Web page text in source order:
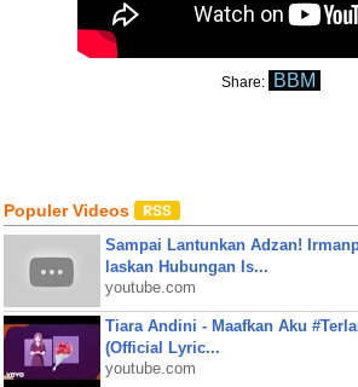
Share: BBM
Populer Videos
Sampai Lantunkan Adzan!
laskan Hubungan Is...
youtube.com
Tiara Andini - Maafkan Aku
(Official Lyric...
youtube.com